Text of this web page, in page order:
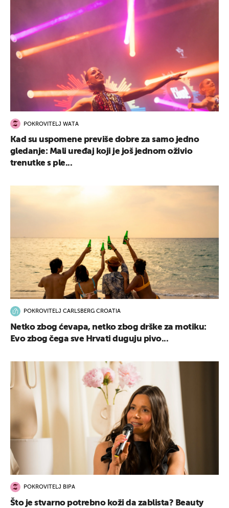
POKROVITELJ WATA
Kad su uspomene previše dobre za samo jedno
gledanje: Mali uređaj koji je još jednom oživio
trenutke s ple...
POKROVITELJ CARLSBERG CROATIA
Netko zbog ćevapa, netko zbog drške za motiku:
Evo zbog čega sve Hrvati duguju pivo...
POKROVITELJ BIPA
Što je stvarno potrebno koži da zablista? Beauty